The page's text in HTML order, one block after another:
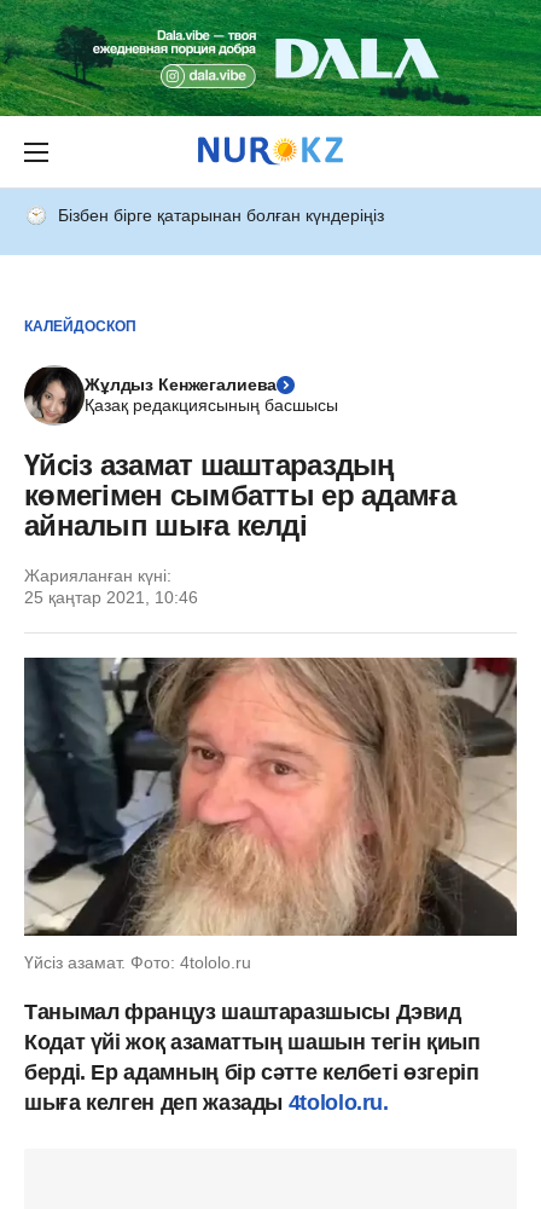
Бізбен бірге қатарынан болған күндеріңіз
КАЛЕЙДОСКОП
Жұлдыз Кенжегалиева
Қазақ редакциясының басшысы
Үйсіз азамат шаштараздың
көмегімен сымбатты ер адамға
айналып шыға келді
Жарияланған күні:
25 қаңтар 2021, 10:46
Үйсіз азамат. Фото: 4tololo.ru
Танымал француз шаштаразшысы Дэвид
Кодат үйі жоқ азаматтың шашын тегін қиып
берді. Ер адамның бір сәтте келбеті өзгеріп
шыға келген деп жазады 4tololo.ru.